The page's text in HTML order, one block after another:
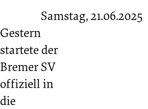
Samstag, 21.06.2025
Gestern
startete der
Bremer SV
offiziell in
die